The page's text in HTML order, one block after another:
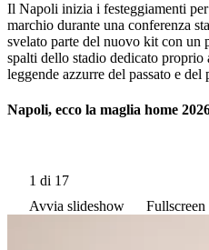
Il Napoli inizia i festeggiamenti
marchio durante una conferenza
svelato parte del nuovo kit con un
spalti dello stadio dedicato proprio
leggende azzurre del passato e del
Napoli, ecco la maglia home
1 di 17
Avvia slideshow
Fullscreen